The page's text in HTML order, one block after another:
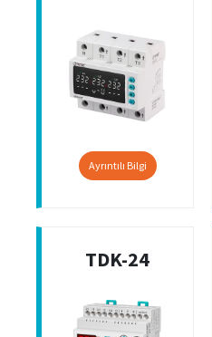
Ayrıntılı Bilgi
TDK-24